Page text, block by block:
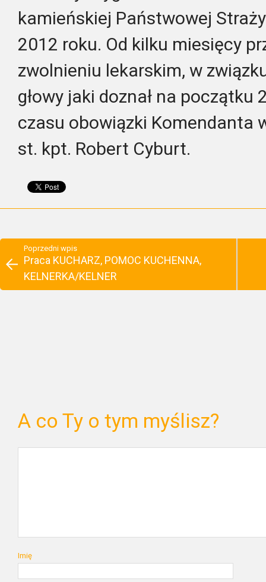
kamieńskiej Państwowej
2012 roku. Od kilku miesięcy
zwolnieniu lekarskim, w
głowy jaki doznał na początku
czasu obowiązki Komendanta
st. kpt. Robert Cyburt.
Poprzedni wpis
Praca KUCHARZ, POMOC KUCHENNA,
KELNERKA/KELNER
A co Ty o tym myślisz?
Imię